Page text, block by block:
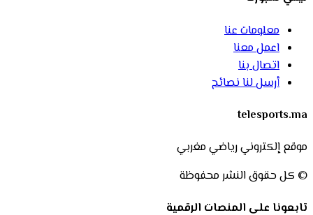
معلومات عنا
اعمل معنا
اتصال بنا
أرسل لنا نصائح
telesports.ma
موقع إلكتروني رياضي مغربي
© كل حقوق النشر محفوظة
تابعونا على المنصات الرقمية